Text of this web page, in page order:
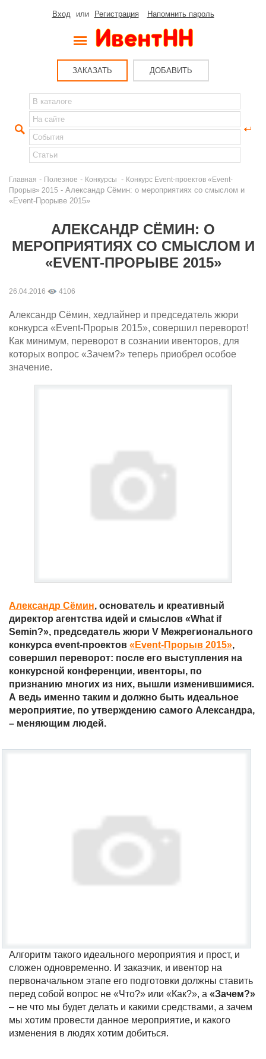
Вход или Регистрация Напомнить пароль
ЗАКАЗАТЬ ДОБАВИТЬ
Главная - Полезное - Конкурсы - Конкурс Event-проектов «Event-
Прорыв» 2015 - Александр Сёмин: о мероприятиях со смыслом и
«Event-Прорыве 2015»
АЛЕКСАНДР СЁМИН: О
МЕРОПРИЯТИЯХ СО СМЫСЛОМ И
«EVENT-ПРОРЫВЕ 2015»
26.04.2016 4106
Александр Сёмин, хедлайнер и председатель жюри
конкурса «Event-Прорыв 2015», совершил переворот!
Как минимум, переворот в сознании ивенторов, для
которых вопрос «Зачем?» теперь приобрел особое
значение.
Александр Сёмин, основатель и креативный
директор агентства идей и смыслов «What if
Semin?», председатель жюри V Межрегионального
конкурса event-проектов «Event-Прорыв 2015»,
совершил переворот: после его выступления на
конкурсной конференции, ивенторы, по
признанию многих из них, вышли изменившимися.
А ведь именно таким и должно быть идеальное
мероприятие, по утверждению самого Александра,
– меняющим людей.
Алгоритм такого идеального мероприятия и прост, и
сложен одновременно. И заказчик, и ивентор на
первоначальном этапе его подготовки должны ставить
перед собой вопрос не «Что?» или «Как?», а «Зачем?»
– не что мы будет делать и какими средствами, а зачем
мы хотим провести данное мероприятие, и какого
изменения в людях хотим добиться.